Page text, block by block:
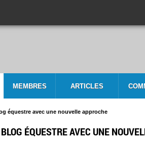
MEMBRES ARTICLES
équestre avec une nouvelle approche
BLOG ÉQUESTRE AVEC UNE